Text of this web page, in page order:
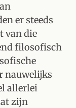
er steeds
van die
filosofisch
nauwelijks
allerlei
zijn